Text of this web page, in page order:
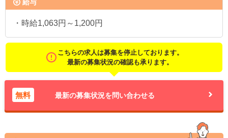
給与
・時給1,063円～1,200円
こちらの求人は募集を停止しております。
最新の募集状況の確認も承ります。
無料 最新の募集状況を問い合わせる